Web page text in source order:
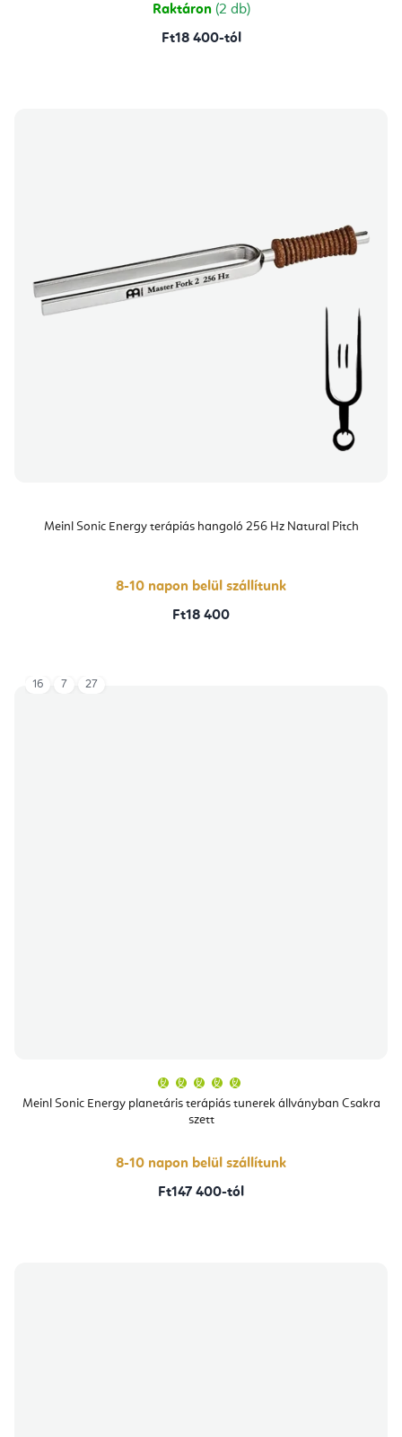
Raktáron (2 db)
Ft18 400-tól
Meinl Sonic Energy terápiás hangoló 256 Hz Natural Pitch
8-10 napon belül szállítunk
Ft18 400
Meinl Sonic Energy planetáris terápiás tunerek állványban Csakra
szett
átlagos
értékelése
csillag.
8-10 napon belül szállítunk
Ft147 400-tól
16 7 27